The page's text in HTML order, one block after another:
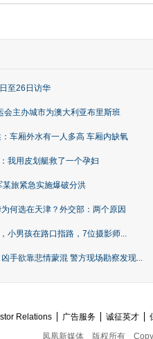
至26日访华
会主办城市为澳大利亚布里斯班
车厢外水有一人多高 车厢内缺氧
我用皮划艇救了一个孕妇
旅紧急实施爆破分洪
何选在天津？外交部：两个原因
小男孩在路口指路，7位摄影师...
手欲靠悲情蒙混 警方现场勘察发现...
Relations 广告服务 诚征英才
凤凰新媒体
版权所有